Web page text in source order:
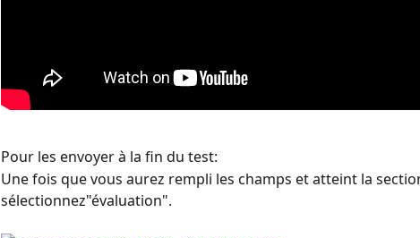
Pour les envoyer à la fin du test:
Une fois que vous aurez rempli les champs et atteint la
sélectionnez"évaluation".